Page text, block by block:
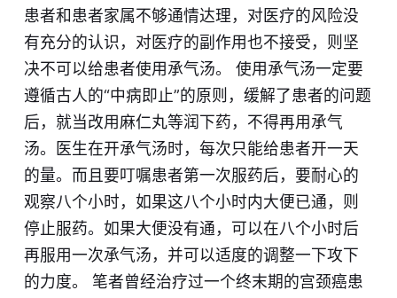
患者和患者家属不够通情达理，对医疗的风险没
有充分的认识，对医疗的副作用也不接受，则坚
决不可以给患者使用承气汤。 使用承气汤一定要
遵循古人的“中病即止”的原则，缓解了患者的问题
后，就当改用麻仁丸等润下药，不得再用承气
汤。医生在开承气汤时，每次只能给患者开一天
的量。而且要叮嘱患者第一次服药后，要耐心的
观察八个小时，如果这八个小时内大便已通，则
停止服药。如果大便没有通，可以在八个小时后
再服用一次承气汤，并可以适度的调整一下攻下
的力度。 笔者曾经治疗过一个终末期的宫颈癌患